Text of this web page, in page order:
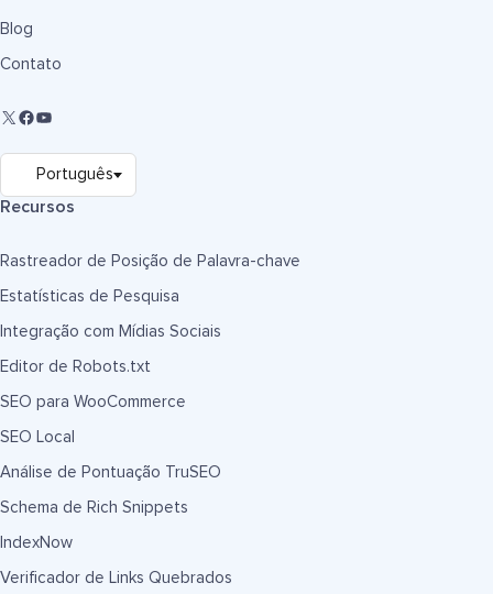
Blog
Contato
Recursos
Rastreador de Posição de Palavra-chave
Estatísticas de Pesquisa
Integração com Mídias Sociais
Editor de Robots.txt
SEO para WooCommerce
SEO Local
Análise de Pontuação TruSEO
Schema de Rich Snippets
IndexNow
Verificador de Links Quebrados